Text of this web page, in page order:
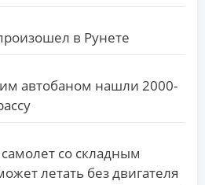
в Рунете
автобаном нашли 2000-
со складным
летать без двигателя